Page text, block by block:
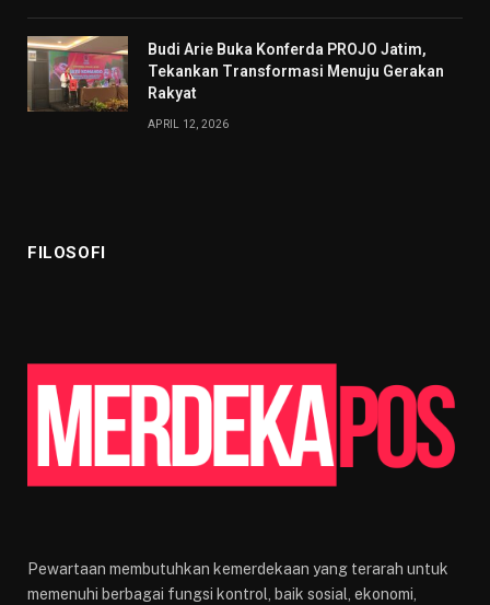
Budi Arie Buka Konferda PROJO Jatim,
Tekankan Transformasi Menuju Gerakan
Rakyat
APRIL 12, 2026
FILOSOFI
Pewartaan membutuhkan kemerdekaan yang terarah untuk
memenuhi berbagai fungsi kontrol, baik sosial, ekonomi,